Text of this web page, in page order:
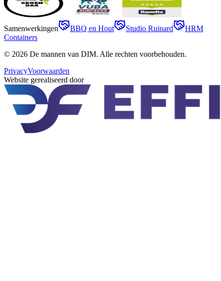
Samenwerkingen BBQ en Hout Studio Ruinard
HRM
Containers
© 2026 De mannen van DIM. Alle rechten voorbehouden.
PrivacyVoorwaarden
Website gerealiseerd door